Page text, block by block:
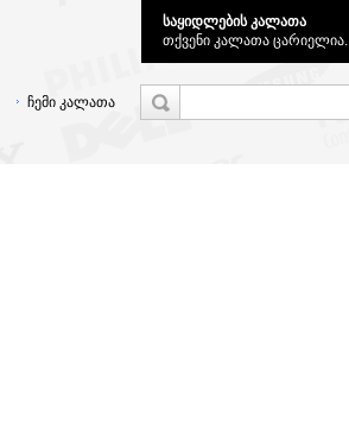
საყიდლების კალათა
თქვენი კალათა ცარიელია.
ჩემი კალათა